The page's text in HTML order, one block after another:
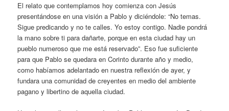
El relato que contemplamos hoy comienza con Jesús
presentándose en una visión a Pablo y diciéndole: “No temas.
Sigue predicando y no te calles. Yo estoy contigo. Nadie pondrá
la mano sobre ti para dañarte, porque en esta ciudad hay un
pueblo numeroso que me está reservado”. Eso fue suficiente
para que Pablo se quedara en Corinto durante año y medio,
como habíamos adelantado en nuestra reflexión de ayer, y
fundara una comunidad de creyentes en medio del ambiente
pagano y libertino de aquella ciudad.